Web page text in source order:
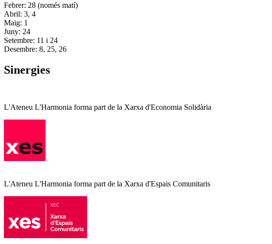
Febrer: 28 (només matí)
Abril: 3, 4
Maig: 1
Juny: 24
Setembre: 11 i 24
Desembre: 8, 25, 26
Sinergies
L'Ateneu L'Harmonia forma part de la Xarxa d'Economia Solidària
L'Ateneu L'Harmonia forma part de la Xarxa d'Espais Comunitaris